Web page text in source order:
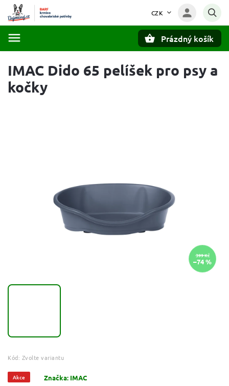
CZK
Prázdný košík
IMAC Dido 65 pelíšek pro psy a
kočky
399 Kč
–74 %
Kód: Zvolte variantu
Akce Značka: IMAC